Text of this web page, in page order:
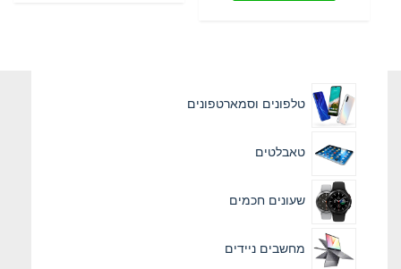
טלפונים וסמארטפונים
טאבלטים
שעונים חכמים
מחשבים ניידים